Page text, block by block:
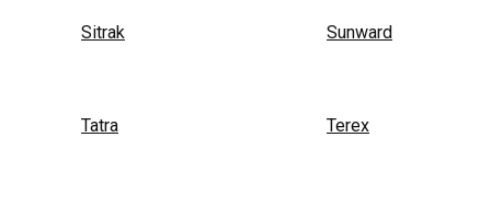
Sitrak Sunward
Tatra Terex